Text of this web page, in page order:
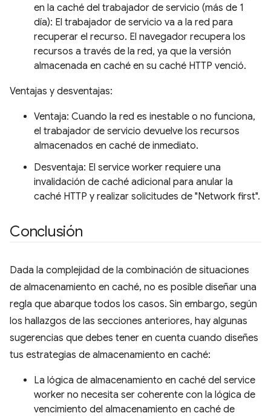
en la caché del trabajador de servicio (más de 1
día): El trabajador de servicio va a la red para
recuperar el recurso. El navegador recupera los
recursos a través de la red, ya que la versión
almacenada en caché en su caché HTTP venció.
Ventajas y desventajas:
Ventaja: Cuando la red es inestable o no funciona,
el trabajador de servicio devuelve los recursos
almacenados en caché de inmediato.
Desventaja: El service worker requiere una
invalidación de caché adicional para anular la
caché HTTP y realizar solicitudes de "Network first".
Conclusión
Dada la complejidad de la combinación de situaciones
de almacenamiento en caché, no es posible diseñar una
regla que abarque todos los casos. Sin embargo, según
los hallazgos de las secciones anteriores, hay algunas
sugerencias que debes tener en cuenta cuando diseñes
tus estrategias de almacenamiento en caché:
La lógica de almacenamiento en caché del service
worker no necesita ser coherente con la lógica de
vencimiento del almacenamiento en caché de